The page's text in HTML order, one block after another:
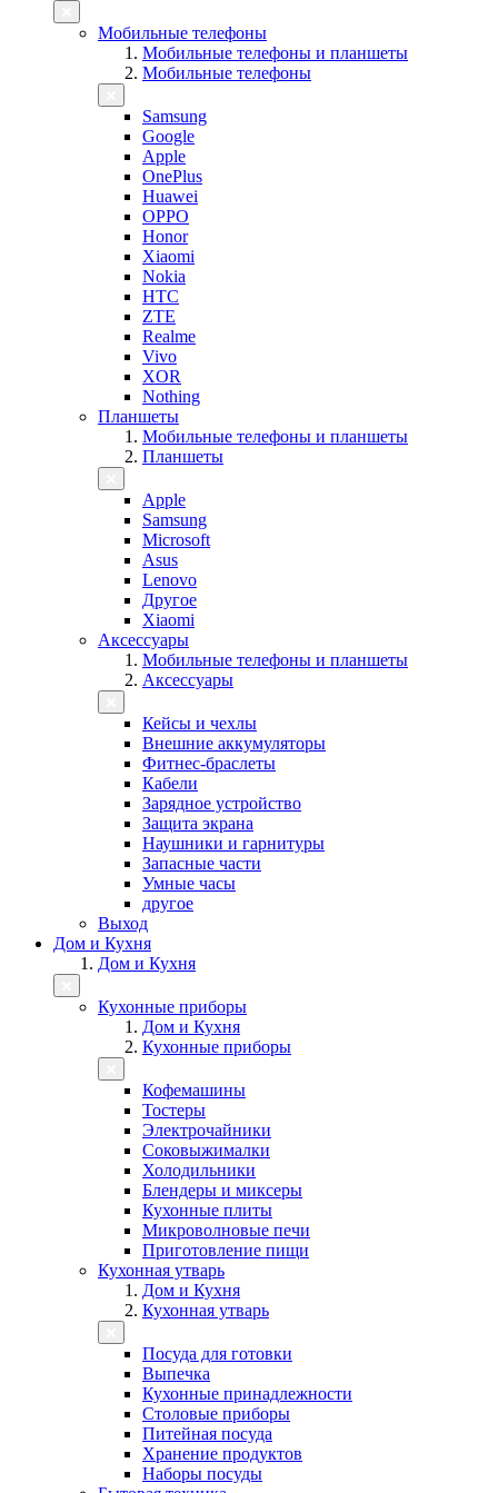
Мобильные телефоны
Мобильные телефоны и планшеты
Мобильные телефоны
Samsung
Google
Apple
OnePlus
Huawei
OPPO
Honor
Xiaomi
Nokia
HTC
ZTE
Realme
Vivo
XOR
Nothing
Планшеты
Мобильные телефоны и планшеты
Планшеты
Apple
Samsung
Microsoft
Asus
Lenovo
Другое
Xiaomi
Аксессуары
Мобильные телефоны и планшеты
Аксессуары
Кейсы и чехлы
Внешние аккумуляторы
Фитнес-браслеты
Кабели
Зарядное устройство
Защита экрана
Наушники и гарнитуры
Запасные части
Умные часы
другое
Выход
Дом и Кухня
Дом и Кухня
Кухонные приборы
Дом и Кухня
Кухонные приборы
Кофемашины
Тостеры
Электрочайники
Соковыжималки
Холодильники
Блендеры и миксеры
Кухонные плиты
Микроволновые печи
Приготовление пищи
Кухонная утварь
Дом и Кухня
Кухонная утварь
Посуда для готовки
Выпечка
Кухонные принадлежности
Столовые приборы
Питейная посуда
Хранение продуктов
Наборы посуды